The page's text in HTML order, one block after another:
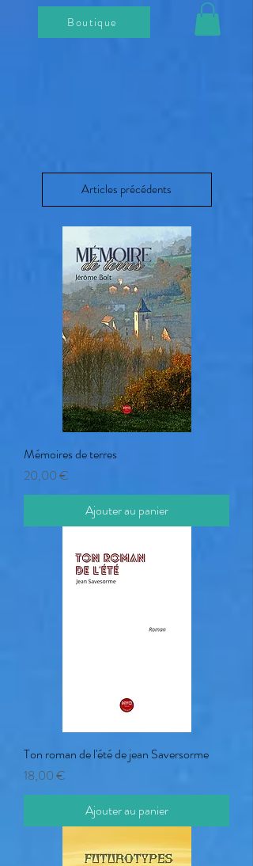
Boutique
Articles précédents
Mémoires de terres
Prix
20,00 €
Ajouter au panier
Ton roman de l'été de jean Saversorme
Prix
18,00 €
Ajouter au panier